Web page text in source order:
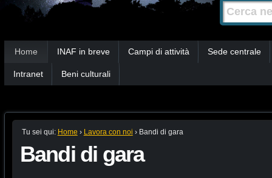
navigazione
avanzata…
Home INAF in breve Campi di attività Sede centrale
Intranet Beni culturali
Tu sei qui: Home › Lavora con noi › Bandi di gara
Bandi di gara